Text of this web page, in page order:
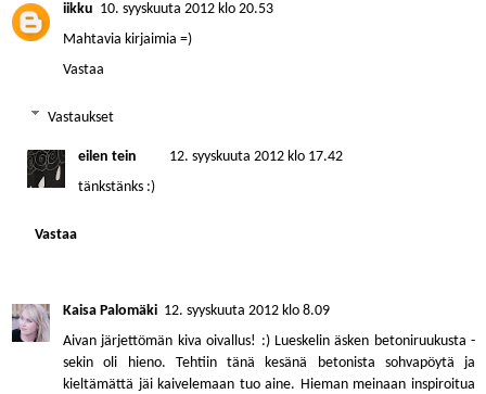
iikku 10. syyskuuta 2012 klo 20.53
Mahtavia kirjaimia =)
Vastaa
Vastaukset
eilen tein
12. syyskuuta 2012 klo 17.42
tänkstänks :)
Vastaa
Kaisa Palomäki 12. syyskuuta 2012 klo 8.09
Aivan järjettömän kiva oivallus! :) Lueskelin äsken betoniruukusta -
sekin oli hieno. Tehtiin tänä kesänä betonista sohvapöytä ja
kieltämättä jäi kaivelemaan tuo aine. Hieman meinaan inspiroitua